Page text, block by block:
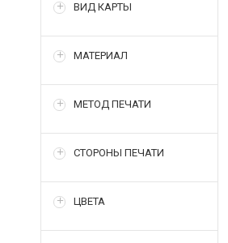
ВИД КАРТЫ
МАТЕРИАЛ
МЕТОД ПЕЧАТИ
СТОРОНЫ ПЕЧАТИ
ЦВЕТА